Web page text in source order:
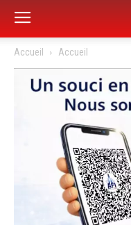
Accueil Accueil